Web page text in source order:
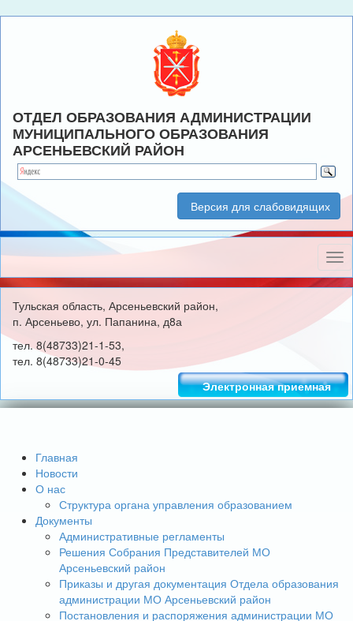
ОТДЕЛ ОБРАЗОВАНИЯ АДМИНИСТРАЦИИ
МУНИЦИПАЛЬНОГО ОБРАЗОВАНИЯ
АРСЕНЬЕВСКИЙ РАЙОН
Версия для слабовидящих
Тульская область, Арсеньевский район,
п. Арсеньево, ул. Папанина, д8а
тел. 8(48733)21-1-53,
тел. 8(48733)21-0-45
Электронная приемная
Главная
Новости
О нас
Структура органа управления образованием
Документы
Административные регламенты
Решения Собрания Представителей МО
Арсеньевский район
Приказы и другая документация Отдела образования
администрации МО Арсеньевский район
Постановления и распоряжения администрации МО